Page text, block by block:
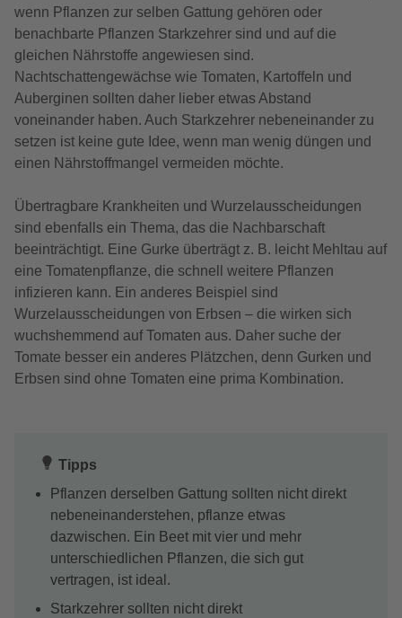
wenn Pflanzen zur selben Gattung gehören oder
benachbarte Pflanzen Starkzehrer sind und auf die
gleichen Nährstoffe angewiesen sind.
Nachtschattengewächse wie Tomaten, Kartoffeln und
Auberginen sollten daher lieber etwas Abstand
voneinander haben. Auch Starkzehrer nebeneinander zu
setzen ist keine gute Idee, wenn man wenig düngen und
einen Nährstoffmangel vermeiden möchte.
Übertragbare Krankheiten und Wurzelausscheidungen
sind ebenfalls ein Thema, das die Nachbarschaft
beeinträchtigt. Eine Gurke überträgt z. B. leicht Mehltau auf
eine Tomatenpflanze, die schnell weitere Pflanzen
infizieren kann. Ein anderes Beispiel sind
Wurzelausscheidungen von Erbsen – die wirken sich
wuchshemmend auf Tomaten aus. Daher suche der
Tomate besser ein anderes Plätzchen, denn Gurken und
Erbsen sind ohne Tomaten eine prima Kombination.
Tipps
Pflanzen derselben Gattung sollten nicht direkt
nebeneinanderstehen, pflanze etwas
dazwischen. Ein Beet mit vier und mehr
unterschiedlichen Pflanzen, die sich gut
vertragen, ist ideal.
Starkzehrer sollten nicht direkt